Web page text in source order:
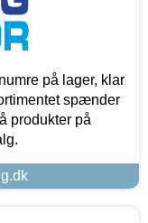
på lager, klar
spænder
produkter på